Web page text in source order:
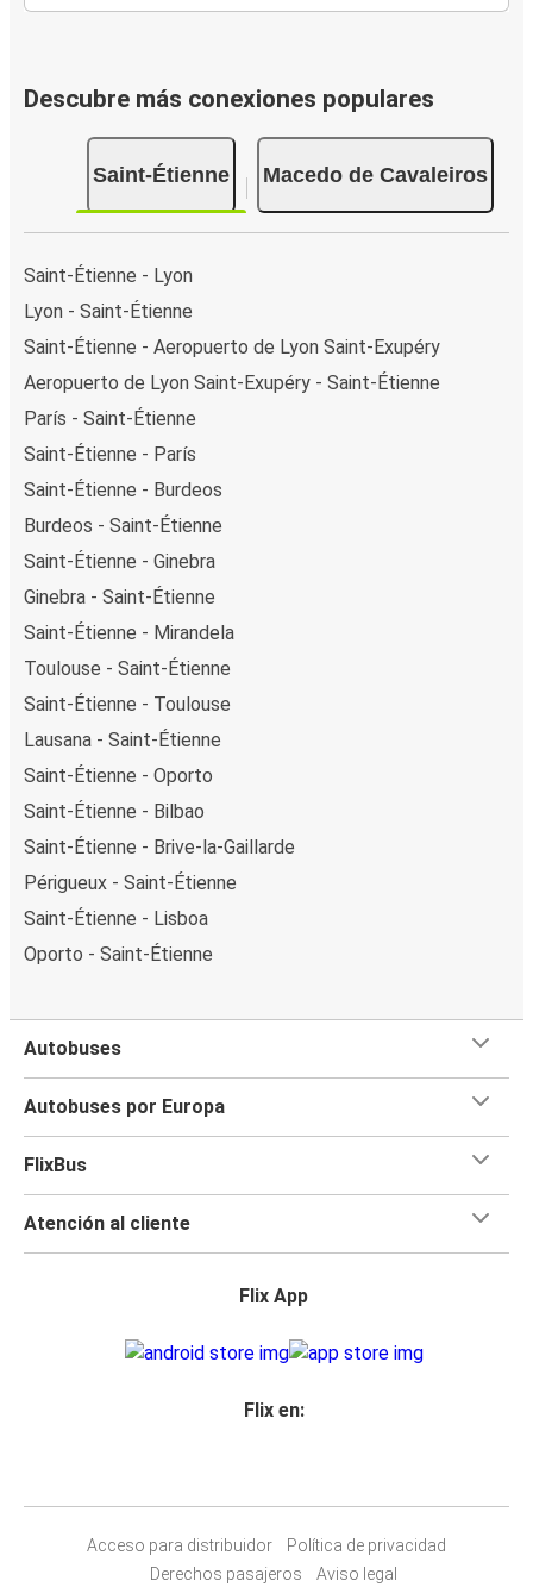
Descubre más conexiones populares
Saint-Étienne Macedo de Cavaleiros
Saint-Étienne - Lyon
Lyon - Saint-Étienne
Saint-Étienne - Aeropuerto de Lyon Saint-Exupéry
Aeropuerto de Lyon Saint-Exupéry - Saint-Étienne
París - Saint-Étienne
Saint-Étienne - París
Saint-Étienne - Burdeos
Burdeos - Saint-Étienne
Saint-Étienne - Ginebra
Ginebra - Saint-Étienne
Saint-Étienne - Mirandela
Toulouse - Saint-Étienne
Saint-Étienne - Toulouse
Lausana - Saint-Étienne
Saint-Étienne - Oporto
Saint-Étienne - Bilbao
Saint-Étienne - Brive-la-Gaillarde
Périgueux - Saint-Étienne
Saint-Étienne - Lisboa
Oporto - Saint-Étienne
Autobuses
Autobuses por Europa
FlixBus
Atención al cliente
Flix App
Flix en:
Acceso para distribuidor
Política de privacidad
Derechos pasajeros
Aviso legal